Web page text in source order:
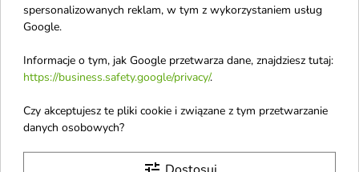
Dior
Dolce & Gabbana
Dr. Althea
Dr. Hauschka
spersonalizowanych reklam, w tym z wykorzystaniem usług
Google.
Informacje o tym, jak Google przetwarza dane, znajdziesz tutaj:
https://business.safety.google/privacy/.
Czy akceptujesz te pliki cookie i związane z tym przetwarzanie
danych osobowych?